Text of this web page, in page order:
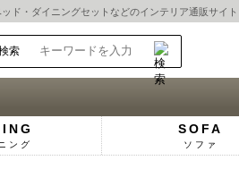
ッド ・ ダイニングセット などのインテリア通販サイト
ング
SOFA
ソファ